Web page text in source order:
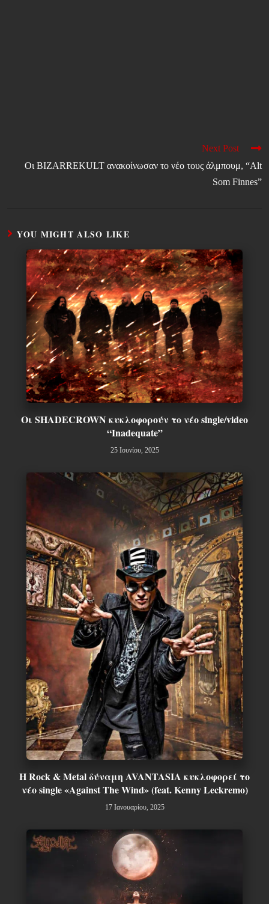
Next Post
Οι BIZARREKULT ανακοίνωσαν το νέο τους άλμπουμ, “Alt
Som Finnes”
YOU MIGHT ALSO LIKE
Οι SHADECROWN κυκλοφορούν το νέο single/video
“Inadequate”
25 Ιουνίου, 2025
Η Rock & Metal δύναμη AVANTASIA κυκλοφορεί το
νέο single «Against The Wind» (feat. Kenny Leckremo)
17 Ιανουαρίου, 2025